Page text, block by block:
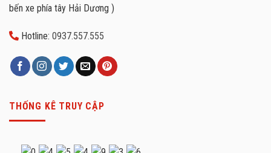
bến xe phía tây Hải Dương )
Hotline: 0937.557.555
THỐNG KÊ TRUY CẬP